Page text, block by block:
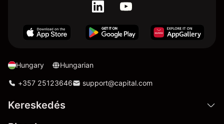
Hungary Hungarian
+357 25123646 support@capital.com
Kereskedés